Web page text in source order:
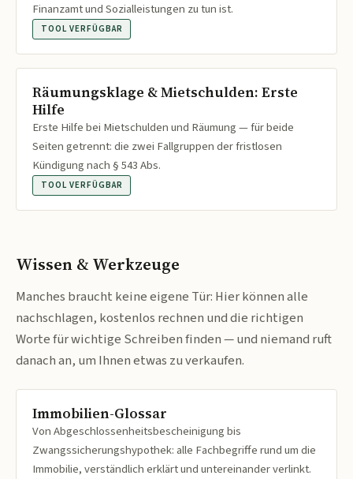
Finanzamt und Sozialleistungen zu tun ist.
TOOL VERFÜGBAR
Räumungsklage & Mietschulden: Erste
Hilfe
Erste Hilfe bei Mietschulden und Räumung — für beide
Seiten getrennt: die zwei Fallgruppen der fristlosen
Kündigung nach § 543 Abs.
TOOL VERFÜGBAR
Wissen & Werkzeuge
Manches braucht keine eigene Tür: Hier können alle
nachschlagen, kostenlos rechnen und die richtigen
Worte für wichtige Schreiben finden — und niemand ruft
danach an, um Ihnen etwas zu verkaufen.
Immobilien-Glossar
Von Abgeschlossenheitsbescheinigung bis
Zwangssicherungshypothek: alle Fachbegriffe rund um die
Immobilie, verständlich erklärt und untereinander verlinkt.